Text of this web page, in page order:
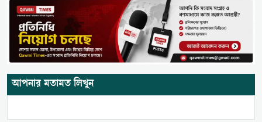
আপনার মতামত লিখুন